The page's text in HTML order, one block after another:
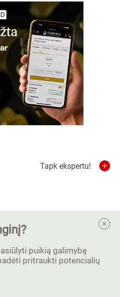
Tapk ekspertu!
puikią galimybę
pritraukti potencialių